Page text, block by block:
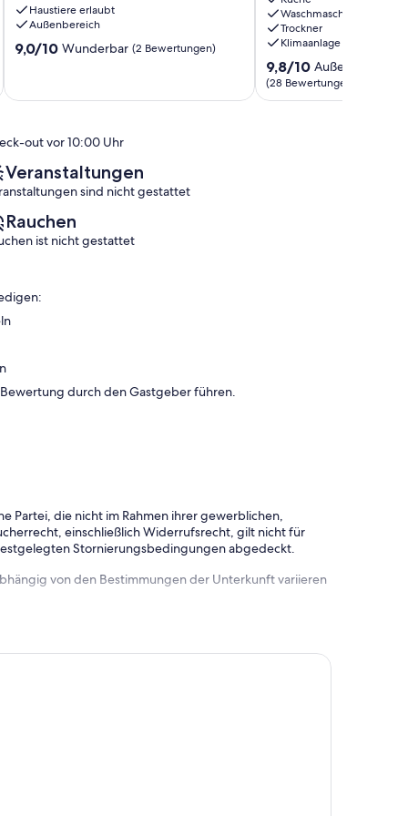
MONT
BLANC
Sallanches
Haustiere erlaubt
Außenbereich
9.0
Wunderbar,
9,0/10 Wunderbar (2 Bewertungen)
Mont
Blanc!
Großes
Studio
mit
Bergblick
Waschmaschine
Trockner
Klimaanlage
9.8
von
10,
9,8/10
(28 Bewertungen)
out vor 10:00 Uhr
Veranstaltungen
sind nicht gestattet
Rauchen
ist nicht gestattet
durch den Gastgeber führen.
Partei, die nicht im Rahmen ihrer gewerblichen,
einschließlich Widerrufsrecht, gilt nicht für
Stornierungsbedingungen abgedeckt.
von den Bestimmungen der Unterkunft variieren